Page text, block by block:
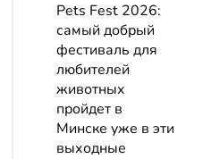
Pets Fest 2026:
самый добрый
фестиваль для
любителей
животных
пройдет в
Минске уже в эти
выходные